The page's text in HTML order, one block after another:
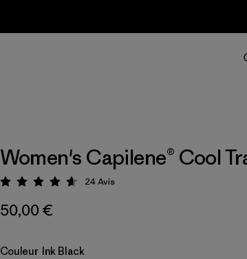
Women's Capilene® Cool
Évaluation: 4.7 / 5
24Avis
50,00 €
Couleur Ink Black